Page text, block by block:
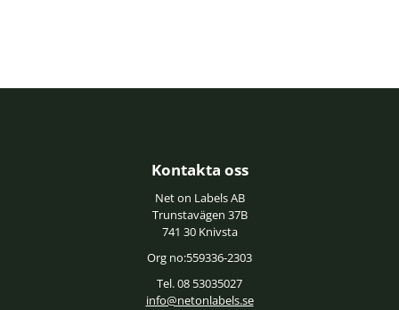
Kontakta oss
Net on Labels AB
Trunstavägen 37B
741 30 Knivsta
Org no:559336-2303
Tel. 08 53035027
info@netonlabels.se